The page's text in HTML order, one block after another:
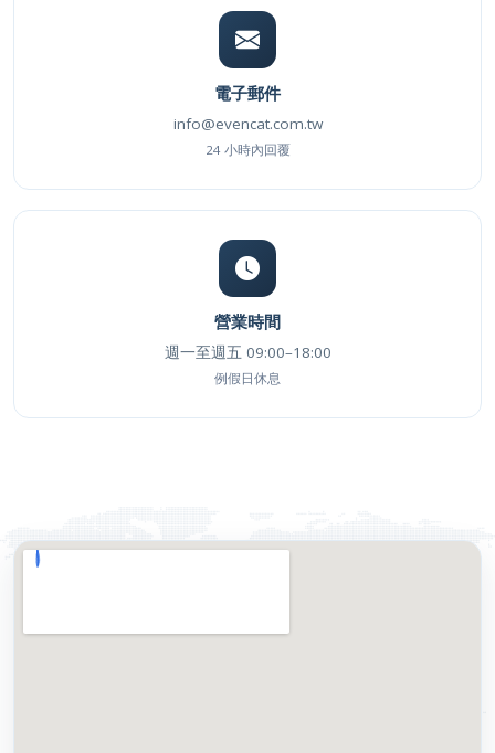
電子郵件
info@evencat.com.tw
24 小時內回覆
營業時間
週一至週五 09:00–18:00
例假日休息